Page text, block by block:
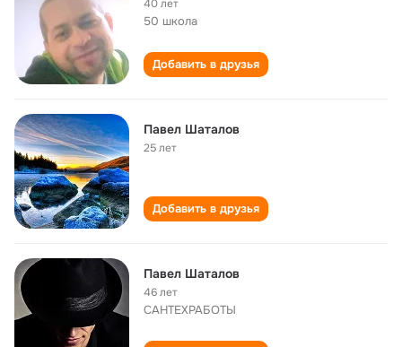
40 лет
50 школа
Добавить в друзья
Павел Шаталов
25 лет
Добавить в друзья
Павел Шаталов
46 лет
САНТЕХРАБОТЫ